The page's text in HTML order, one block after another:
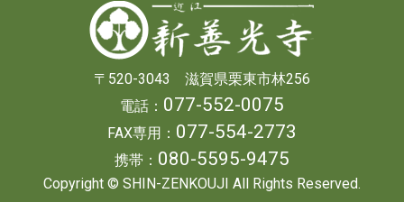
〒520-3043 滋賀県栗東市林256
電話： 077-552-0075
FAX専用： 077-554-2773
携帯： 080-5595-9475
Copyright © SHIN-ZENKOUJI All Rights Reserved.